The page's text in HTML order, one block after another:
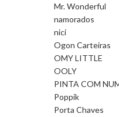
Mr. Wonderful
namorados
nici
Ogon Carteiras
OMY LITTLE
OOLY
PINTA COM
Poppik
Porta Chaves